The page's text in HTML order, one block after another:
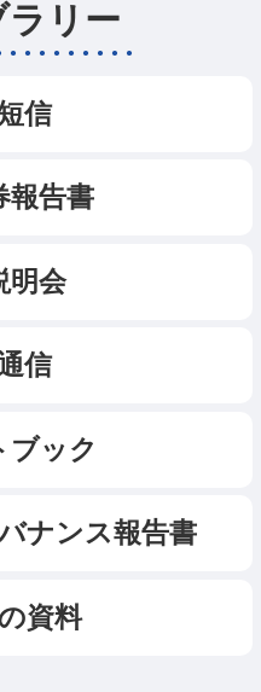
ラリー
信
報告書
明会
信
ブック
ナンス報告書
資料